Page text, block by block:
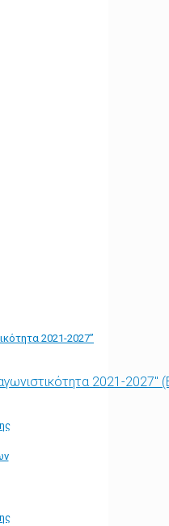
2021-2027”
2021-